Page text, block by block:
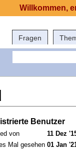
Fragen
Benutzer
von
11 Dez
Mal gesehen 01 Jan
Willkommen,